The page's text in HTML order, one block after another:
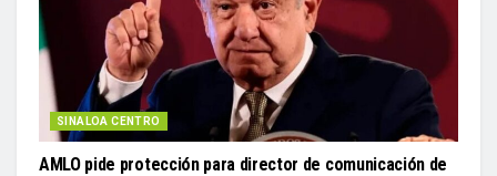
SINALOA CENTRO
AMLO pide protección para director de comunicación de